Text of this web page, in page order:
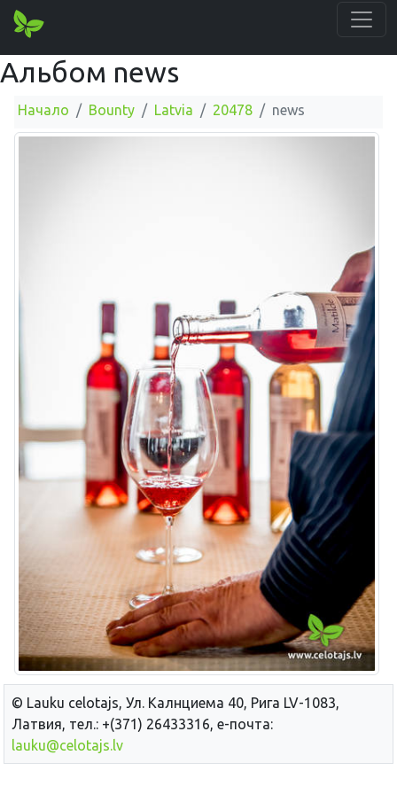
Альбом news
Начало Bounty Latvia 20478 news
© Lauku сelotajs, Ул. Калнциема 40, Рига LV-1083,
Латвия, тел.: +(371) 26433316, е-почта:
lauku@celotajs.lv